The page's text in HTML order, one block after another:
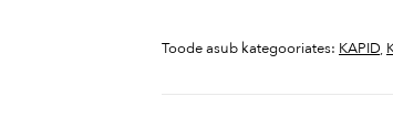
Toode asub kategooriates: KAPID,